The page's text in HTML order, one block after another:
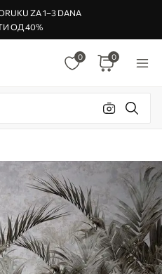
ZA 1–3 DANA
ОД 40%
0 0